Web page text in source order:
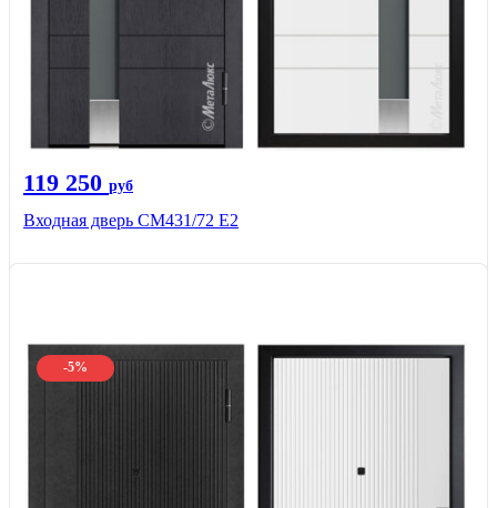
119 250 руб
Входная дверь СМ431/72 Е2
-5%